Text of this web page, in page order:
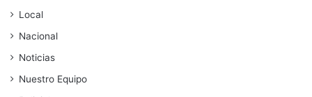
Local
Nacional
Noticias
Nuestro Equipo